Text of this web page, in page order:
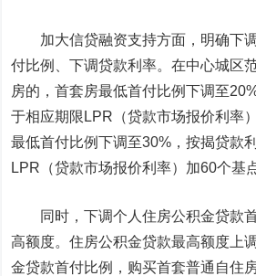
加大信贷融资支持方面，明确下
付比例、下调贷款利率。在中心城区
房的，首套房最低首付比例下调至
于相应期限LPR（贷款市场报价利率
最低首付比例下调至30%，按揭贷款
LPR（贷款市场报价利率）加60个基
同时，下调个人住房公积金贷款首
高额度。住房公积金贷款最高额度上
金贷款首付比例，购买首套普通自住